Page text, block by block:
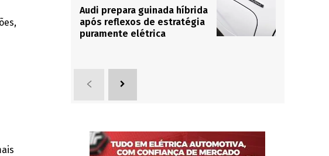
Audi prepara guinada híbrida
após reflexos de estratégia
puramente elétrica